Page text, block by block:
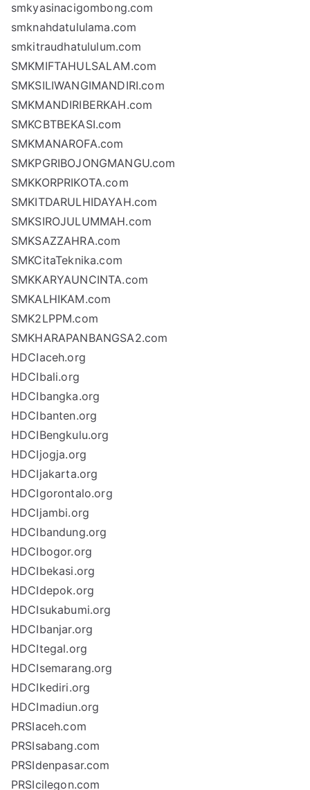
smkyasinacigombong.com
smknahdatululama.com
smkitraudhatululum.com
SMKMIFTAHULSALAM.com
SMKSILIWANGIMANDIRI.com
SMKMANDIRIBERKAH.com
SMKCBTBEKASI.com
SMKMANAROFA.com
SMKPGRIBOJONGMANGU.com
SMKKORPRIKOTA.com
SMKITDARULHIDAYAH.com
SMKSIROJULUMMAH.com
SMKSAZZAHRA.com
SMKCitaTeknika.com
SMKKARYAUNCINTA.com
SMKALHIKAM.com
SMK2LPPM.com
SMKHARAPANBANGSA2.com
HDCIaceh.org
HDCIbali.org
HDCIbangka.org
HDCIbanten.org
HDCIBengkulu.org
HDCIjogja.org
HDCIjakarta.org
HDCIgorontalo.org
HDCIjambi.org
HDCIbandung.org
HDCIbogor.org
HDCIbekasi.org
HDCIdepok.org
HDCIsukabumi.org
HDCIbanjar.org
HDCItegal.org
HDCIsemarang.org
HDCIkediri.org
HDCImadiun.org
PRSIaceh.com
PRSIsabang.com
PRSIdenpasar.com
PRSIcilegon.com